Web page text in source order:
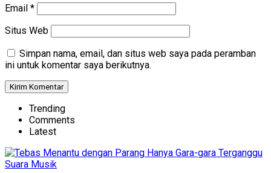
Email *
Situs Web
Simpan nama, email, dan situs web saya pada peramban
ini untuk komentar saya berikutnya.
Trending
Comments
Latest